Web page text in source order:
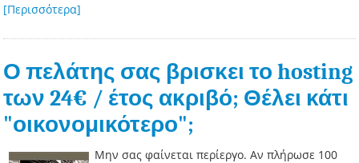
[Περισσότερα]
Ο πελάτης σας βρισκει το hosting
των 24€ / έτος ακριβό; Θέλει κάτι
"οικονομικότερο";
Μην σας φαίνεται περίεργο. Αν πλήρωσε 100